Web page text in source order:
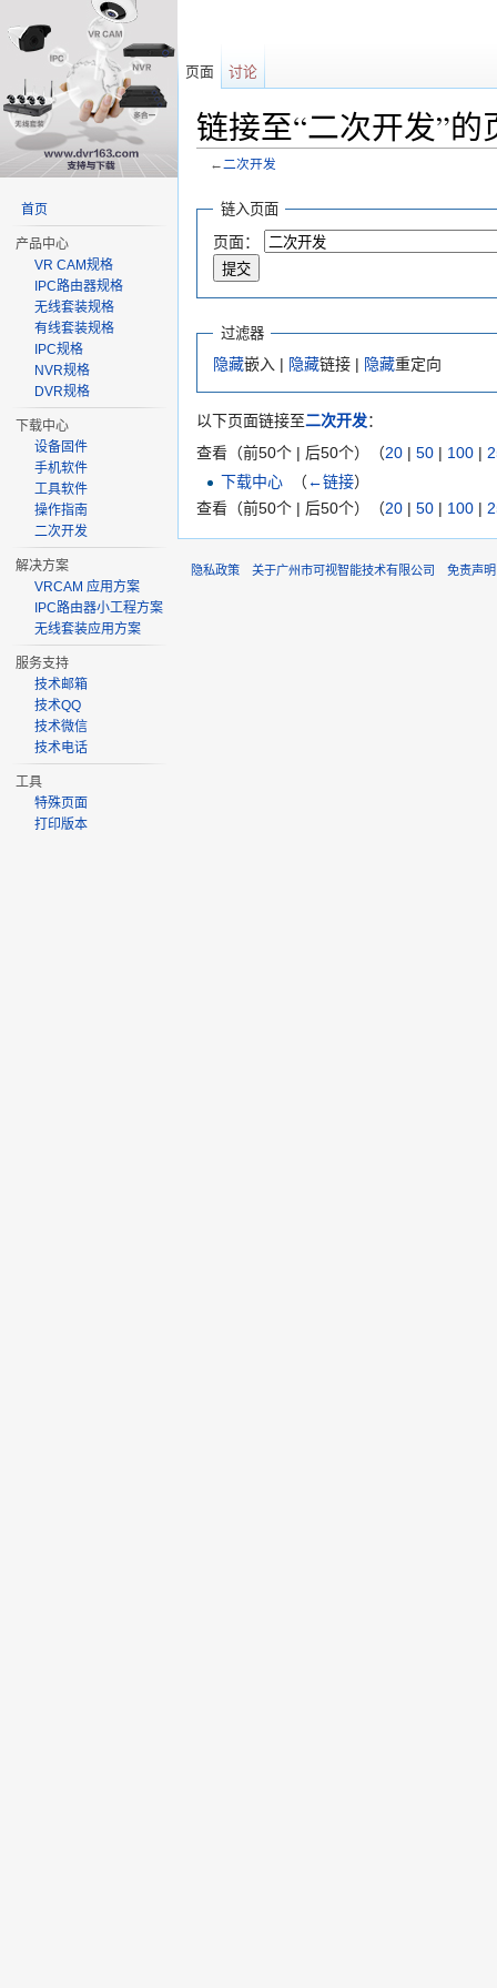
链接至“二次开发”的
← 二次开发
链入页面
页面：
过滤器
隐藏嵌入 | 隐藏链接 | 隐藏重定向
以下页面链接至二次开发：
查看（前50个 | 后50个）（20 | 50 | 100 |
下载中心
（ ←链接）
查看（前50个 | 后50个）（20 | 50 | 100 |
页面 讨论
首页
产品中心
VR CAM规格
IPC路由器规格
无线套装规格
有线套装规格
IPC规格
NVR规格
DVR规格
下载中心
设备固件
手机软件
工具软件
操作指南
二次开发
解决方案
VRCAM 应用方案
IPC路由器小工程方案
无线套装应用方案
服务支持
技术邮箱
技术QQ
技术微信
技术电话
工具
特殊页面
打印版本
隐私政策 关于广州市可视智能技术有限公司 免责声明